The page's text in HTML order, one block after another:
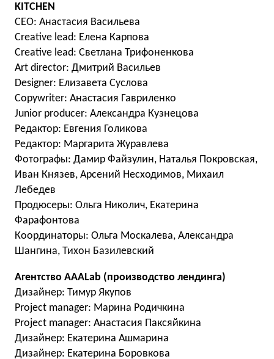
KITCHEN
CEO: Анастасия Васильева
Creative lead: Елена Карпова
Creative lead: Светлана Трифоненкова
Art director: Дмитрий Васильев
Designer: Елизавета Суслова
Copywriter: Анастасия Гавриленко
Junior producer: Александра Кузнецова
Редактор: Евгения Голикова
Редактор: Маргарита Журавлева
Фотографы: Дамир Файзулин, Наталья Покровская,
Иван Князев, Арсений Несходимов, Михаил
Лебедев
Продюсеры: Ольга Николич, Екатерина
Фарафонтова
Координаторы: Ольга Москалева, Александра
Шангина, Тихон Базилевский
Агентство АААLab (производство лендинга)
Дизайнер: Тимур Якупов
Project manager: Марина Родичкина
Project manager: Анастасия Паксяйкина
Дизайнер: Екатерина Ашмарина
Дизайнер: Екатерина Боровкова